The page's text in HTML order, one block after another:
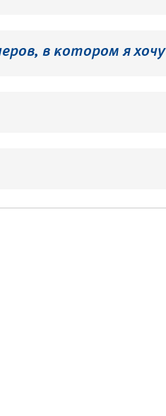
в котором я хочу